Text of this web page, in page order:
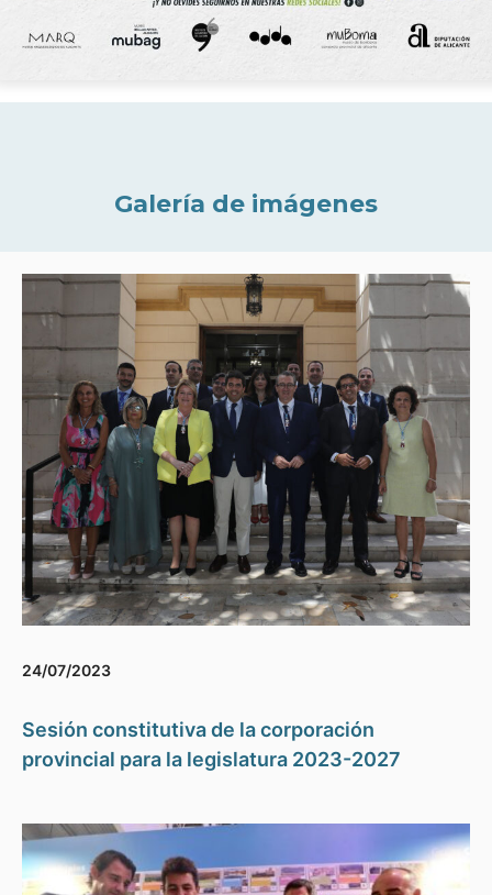
Galería de imágenes
24/07/2023
Sesión constitutiva de la corporación
provincial para la legislatura 2023-2027